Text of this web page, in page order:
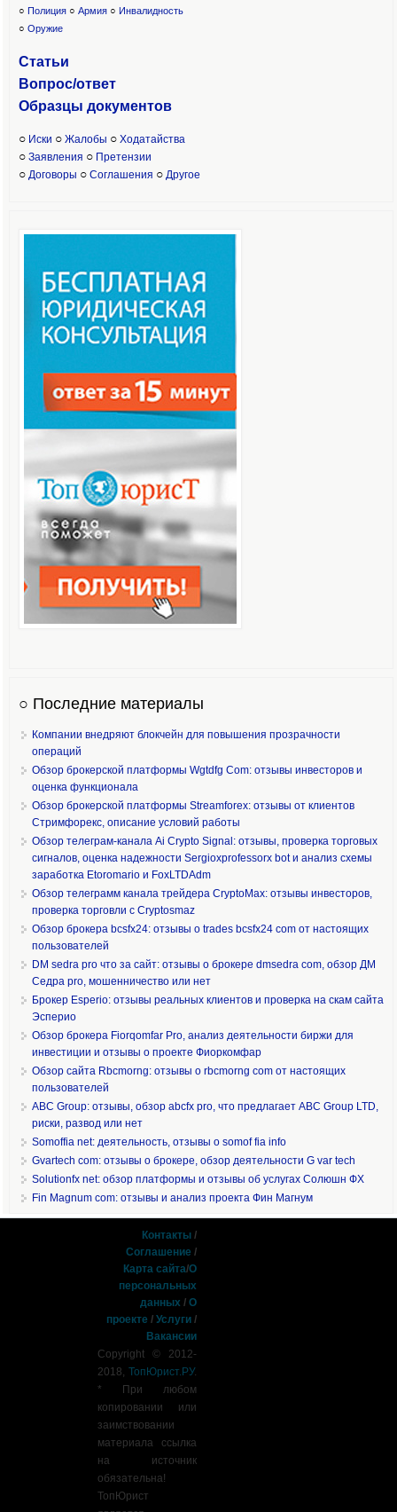
○ Полиция ○ Армия ○ Инвалидность
○ Оружие
Статьи
Вопрос/ответ
Образцы документов
○ Иски ○ Жалобы ○ Ходатайства
○ Заявления ○ Претензии
○ Договоры ○ Соглашения ○ Другое
○ Последние материалы
Компании внедряют блокчейн для повышения прозрачности
операций
Обзор брокерской платформы Wgtdfg Com: отзывы инвесторов и
оценка функционала
Обзор брокерской платформы Streamforex: отзывы от клиентов
Стримфорекс, описание условий работы
Обзор телеграм-канала Ai Crypto Signal: отзывы, проверка торговых
сигналов, оценка надежности Sergioxprofessorx bot и анализ схемы
заработка Etoromario и FoxLTDAdm
Обзор телеграмм канала трейдера CryptoMax: отзывы инвесторов,
проверка торговли с Cryptosmaz
Обзор брокера bcsfx24: отзывы о trades bcsfx24 com от настоящих
пользователей
DM sedra pro что за сайт: отзывы о брокере dmsedra com, обзор ДМ
Седра pro, мошенничество или нет
Брокер Esperio: отзывы реальных клиентов и проверка на скам сайта
Эсперио
Обзор брокера Fiorqomfar Pro, анализ деятельности биржи для
инвестиции и отзывы о проекте Фиоркомфар
Обзор сайта Rbcmorng: отзывы о rbcmorng com от настоящих
пользователей
ABC Group: отзывы, обзор abcfx pro, что предлагает ABC Group LTD,
риски, развод или нет
Somoffia net: деятельность, отзывы о somof fia info
Gvartech com: отзывы о брокере, обзор деятельности G var tech
Solutionfx net: обзор платформы и отзывы об услугах Солюшн ФХ
Fin Magnum com: отзывы и анализ проекта Фин Магнум
Контакты /
Соглашение /
Карта сайта/О
персональных
данных /О
проекте /Услуги /
Вакансии
Copyright © 2012-
2018,ТопЮрист.РУ.
* При любом
копировании или
заимствовании
материала ссылка
на источник
обязательна!
ТопЮрист